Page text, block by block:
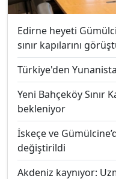
Edirne heyeti
sınır kapılarını
Türkiye'den
Yeni Bahçeköy Sınır
bekleniyor
İskeçe ve
değiştirildi
Akdeniz kaynıyor: